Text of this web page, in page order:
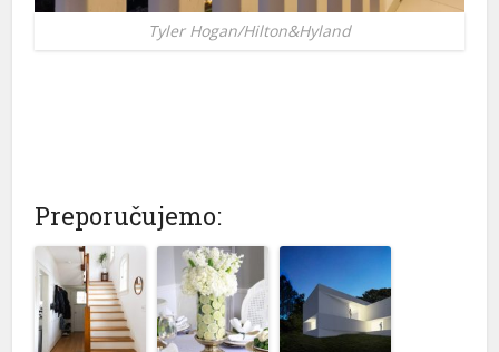
Tyler Hogan/Hilton&Hyland
Preporučujemo: